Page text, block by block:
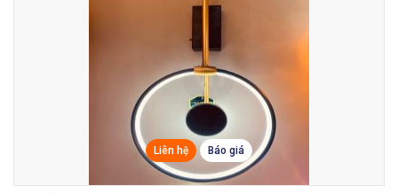
Liên hệ Báo giá